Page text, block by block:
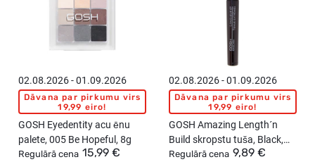
02.08.2026 - 01.09.2026
Dāvana par pirkumu virs
19,99 eiro!
GOSH Eyedentity acu ēnu
palete, 005 Be Hopeful, 8g
Regulārā cena 15,99 €
02.08.2026 - 01.09.2026
Dāvana par pirkumu virs
19,99 eiro!
GOSH Amazing Length´n
Build skropstu tuša, Black,
10ml
Regulārā cena 9,89 €